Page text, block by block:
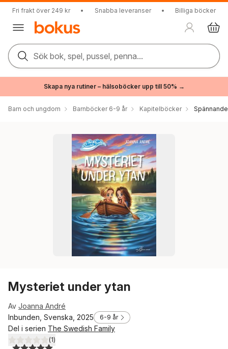
Fri frakt över 249 kr • Snabba leveranser • Billiga böcker
Sök bok, spel, pussel, penna...
Skapa nya rutiner – hälsoböcker upp till 50% →
Barn och ungdom Barnböcker 6-9 år Kapitelböcker
Mysteriet under ytan
Av Joanna André
Inbunden, Svenska, 2025
6-9 år
Del i serien The Swedish Family
5,0utav 5 stjärnor. Totalt antal röster:
(1)